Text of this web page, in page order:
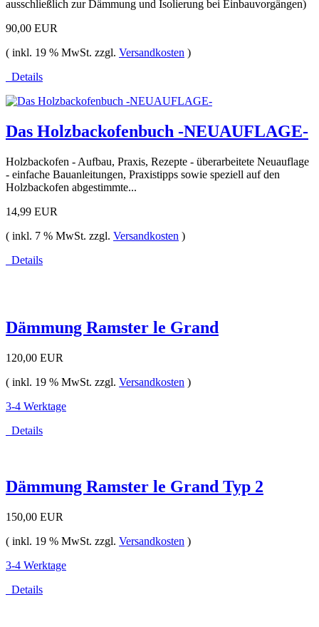
ausschließlich zur Dämmung und Isolierung bei Einbauvorgängen)
90,00 EUR
( inkl. 19 % MwSt. zzgl. Versandkosten )
Details
Das Holzbackofenbuch -NEUAUFLAGE-
Holzbackofen - Aufbau, Praxis, Rezepte - überarbeitete Neuauflage
- einfache Bauanleitungen, Praxistipps sowie speziell auf den
Holzbackofen abgestimmte...
14,99 EUR
( inkl. 7 % MwSt. zzgl. Versandkosten )
Details
Dämmung Ramster le Grand
120,00 EUR
( inkl. 19 % MwSt. zzgl. Versandkosten )
3-4 Werktage
Details
Dämmung Ramster le Grand Typ 2
150,00 EUR
( inkl. 19 % MwSt. zzgl. Versandkosten )
3-4 Werktage
Details